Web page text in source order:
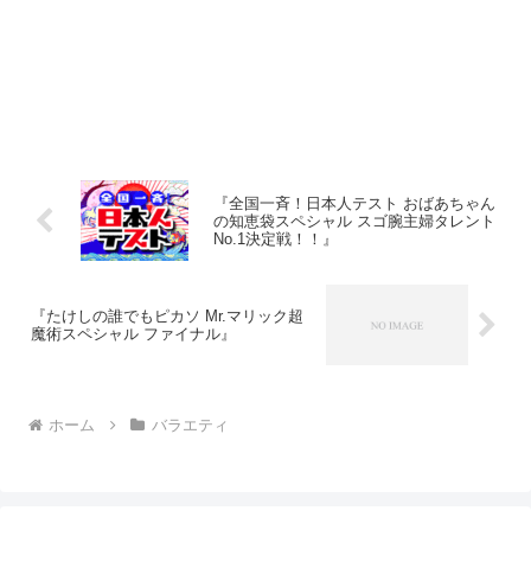
『全国一斉！日本人テスト おばあちゃん
の知恵袋スペシャル スゴ腕主婦タレント
No.1決定戦！！』
『たけしの誰でもピカソ Mr.マリック超
魔術スペシャル ファイナル』
ホーム バラエティ